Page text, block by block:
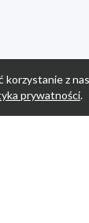
z
prywatności.